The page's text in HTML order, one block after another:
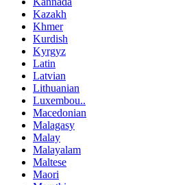
Kazakh
Khmer
Kurdish
Kyrgyz
Latin
Latvian
Lithuanian
Luxembou..
Macedonian
Malagasy
Malay
Malayalam
Maltese
Maori